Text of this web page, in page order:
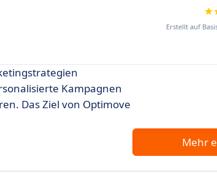
Erstellt auf
Kampagnen
Das Ziel von Optimove
Mehr